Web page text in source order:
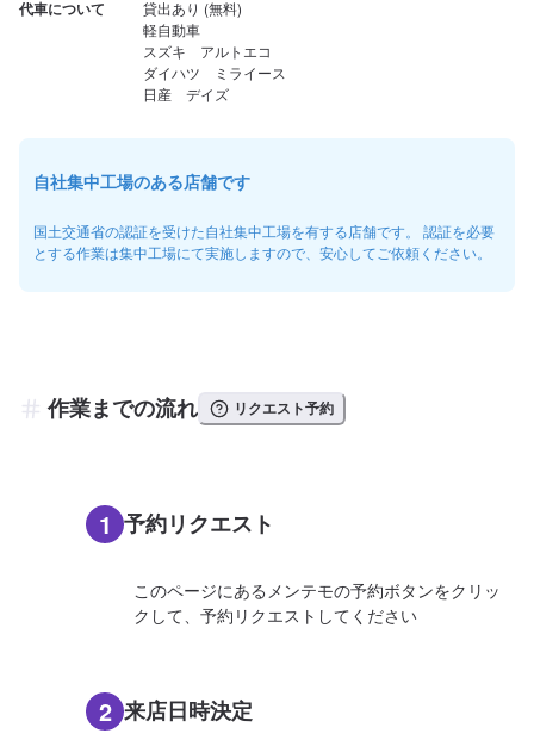
代車について
貸出あり (無料)
軽自動車
スズキ　アルトエコ
ダイハツ　ミライース
日産　デイズ
自社集中工場のある店舗です
国土交通省の認証を受けた自社集中工場を有する店舗です。 認証を必要
とする作業は集中工場にて実施しますので、安心してご依頼ください。
作業までの流れ リクエスト予約
1 予約リクエスト
このページにあるメンテモの予約ボタンをクリッ
クして、予約リクエストしてください
2 来店日時決定